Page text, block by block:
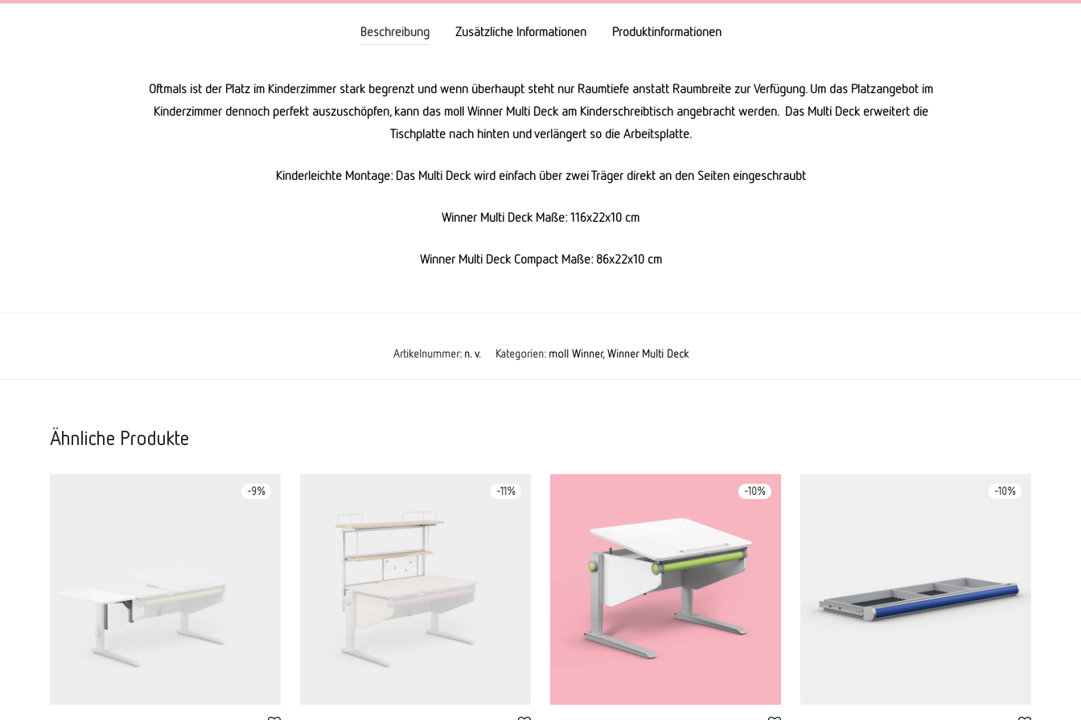
Beschreibung Zusätzliche Informationen Produktinformationen
Oftmals ist der Platz im Kinderzimmer stark begrenzt und wenn überhaupt steht nur Raumtiefe anstatt Raumbreite zur Verfügung. Um das Platzangebot im
Kinderzimmer dennoch perfekt auszuschöpfen, kann das moll Winner Multi Deck am Kinderschreibtisch angebracht werden. Das Multi Deck erweitert die
Tischplatte nach hinten und verlängert so die Arbeitsplatte.
Kinderleichte Montage: Das Multi Deck wird einfach über zwei Träger direkt an den Seiten eingeschraubt
Winner Multi Deck Maße: 116x22x10 cm
Winner Multi Deck Compact Maße: 86x22x10 cm
Artikelnummer: n. v. Kategorien: moll Winner,Winner Multi Deck
Ähnliche Produkte
-9% -11% -10% -10%